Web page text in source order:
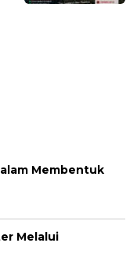
Membentuk
Melalui